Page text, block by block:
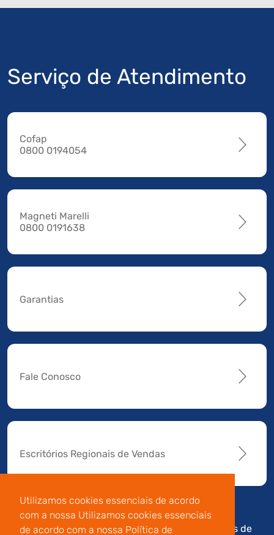
Utilizamos cookies essenciais de acordo
com a nossa Utilizamos cookies essenciais
de acordo com a nossa Política de
Serviço de Atendimento
Cofap
0800 0194054
Magneti Marelli
0800 0191638
Garantias
Fale Conosco
Escritórios Regionais de Vendas
Av. Manoel da Nóbrega,
Termos de
Código de